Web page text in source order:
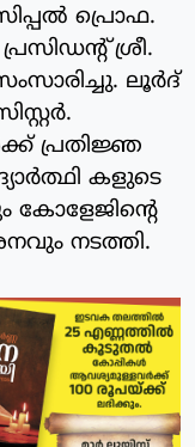
പ്രൊഫ.
ശ്രീ.
ലൂർദ്
പ്രതിജ്ഞ
കളുടെ
കോളേജിന്റെ
നടത്തി.